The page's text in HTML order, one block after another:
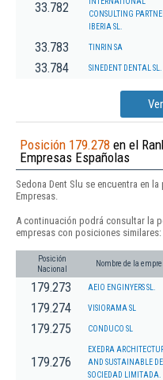
33.782
CONSULTING
IBERIA SL.
33.783 TINRIN SA
33.784 SINEDENT DENTAL SL.
Posición 179.278 en el
Empresas Españolas
Sedona Dent Slu se encuentra en
Empresas.
A continuación podrá consultar la
empresas con posiciones similares:
Posición
Nacional
Nombre de la
179.273 AEIO ENGINYERS SL.
179.274 VISIORAMA SL
179.275 CONDUCO SL
179.276
EXEDRA
AND SUSTAINABLE
SOCIEDAD LIMITADA.